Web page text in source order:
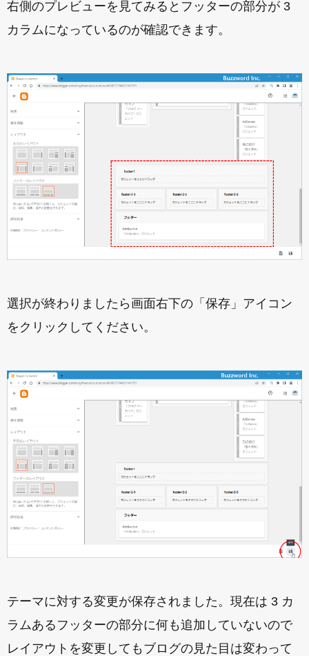
右側のプレビューを見てみるとフッターの部分が 3
カラムになっているのが確認できます。
選択が終わりましたら画面右下の「保存」アイコン
をクリックしてください。
テーマに対する変更が保存されました。現在は 3 カ
ラムあるフッターの部分に何も追加していないので
レイアウトを変更してもブログの見た目は変わって